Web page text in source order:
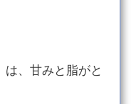
は、甘みと脂がと